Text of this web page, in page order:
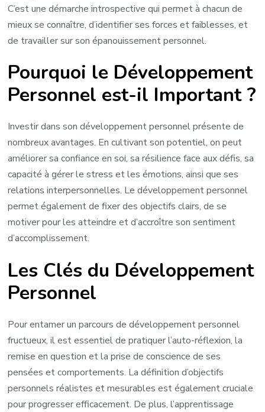
C’est une démarche introspective qui permet à chacun de
mieux se connaître, d’identifier ses forces et faiblesses, et
de travailler sur son épanouissement personnel.
Pourquoi le Développement
Personnel est-il Important ?
Investir dans son développement personnel présente de
nombreux avantages. En cultivant son potentiel, on peut
améliorer sa confiance en soi, sa résilience face aux défis, sa
capacité à gérer le stress et les émotions, ainsi que ses
relations interpersonnelles. Le développement personnel
permet également de fixer des objectifs clairs, de se
motiver pour les atteindre et d’accroître son sentiment
d’accomplissement.
Les Clés du Développement
Personnel
Pour entamer un parcours de développement personnel
fructueux, il est essentiel de pratiquer l’auto-réflexion, la
remise en question et la prise de conscience de ses
pensées et comportements. La définition d’objectifs
personnels réalistes et mesurables est également cruciale
pour progresser efficacement. De plus, l’apprentissage